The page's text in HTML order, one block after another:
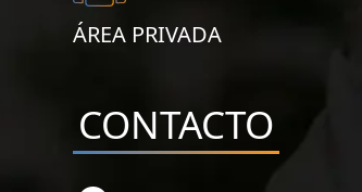
ÁREA PRIVADA
CONTACTO